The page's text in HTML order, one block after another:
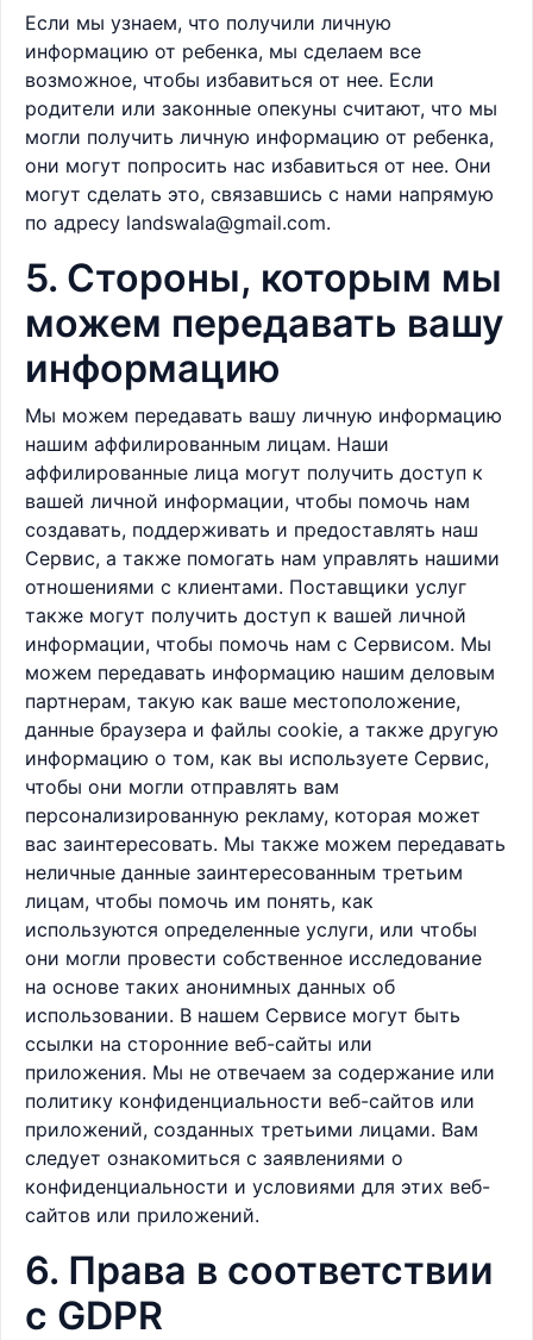
Если мы узнаем, что получили личную
информацию от ребенка, мы сделаем все
возможное, чтобы избавиться от нее. Если
родители или законные опекуны считают, что мы
могли получить личную информацию от ребенка,
они могут попросить нас избавиться от нее. Они
могут сделать это, связавшись с нами напрямую
по адресу landswala@gmail.com.
5. Стороны, которым мы
можем передавать вашу
информацию
Мы можем передавать вашу личную информацию
нашим аффилированным лицам. Наши
аффилированные лица могут получить доступ к
вашей личной информации, чтобы помочь нам
создавать, поддерживать и предоставлять наш
Сервис, а также помогать нам управлять нашими
отношениями с клиентами. Поставщики услуг
также могут получить доступ к вашей личной
информации, чтобы помочь нам с Сервисом. Мы
можем передавать информацию нашим деловым
партнерам, такую ​​как ваше местоположение,
данные браузера и файлы cookie, а также другую
информацию о том, как вы используете Сервис,
чтобы они могли отправлять вам
персонализированную рекламу, которая может
вас заинтересовать. Мы также можем передавать
неличные данные заинтересованным третьим
лицам, чтобы помочь им понять, как
используются определенные услуги, или чтобы
они могли провести собственное исследование
на основе таких анонимных данных об
использовании. В нашем Сервисе могут быть
ссылки на сторонние веб-сайты или
приложения. Мы не отвечаем за содержание или
политику конфиденциальности веб-сайтов или
приложений, созданных третьими лицами. Вам
следует ознакомиться с заявлениями о
конфиденциальности и условиями для этих веб-
сайтов или приложений.
6. Права в соответствии
с GDPR